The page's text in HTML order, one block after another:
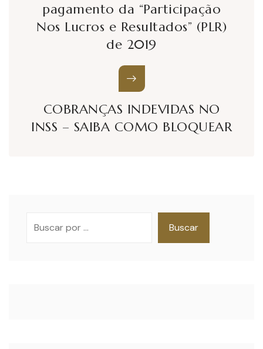
pagamento da “Participação
Nos Lucros e Resultados” (PLR)
de 2019
COBRANÇAS INDEVIDAS NO
INSS – SAIBA COMO BLOQUEAR
Buscar